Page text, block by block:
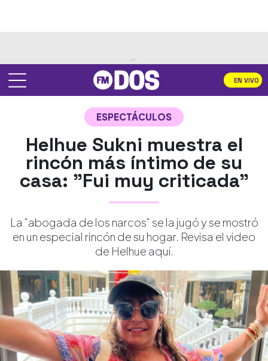
EN VIVO
ESPECTÁCULOS
Helhue Sukni muestra el
rincón más íntimo de su
casa: "Fui muy criticada"
La "abogada de los narcos" se la jugó y se mostró
en un especial rincón de su hogar. Revisa el video
de Helhue aquí.